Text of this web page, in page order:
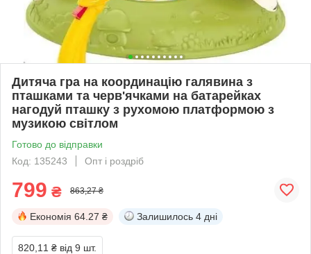
Дитяча гра на координацію галявина з
пташками та черв'ячками на батарейках
нагодуй пташку з рухомою платформою з
музикою світлом
Готово до відправки
Код: 135243
Опт і роздріб
799 ₴ 863,27 ₴
Економія 64.27 ₴ Залишилось 4 дні
820,11 ₴ від 9 шт.